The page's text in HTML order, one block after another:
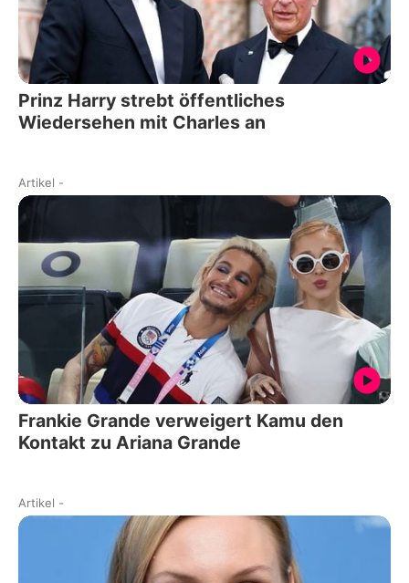
Prinz Harry strebt öffentliches
Wiedersehen mit Charles an
Artikel -
Frankie Grande verweigert Kamu den
Kontakt zu Ariana Grande
Artikel -